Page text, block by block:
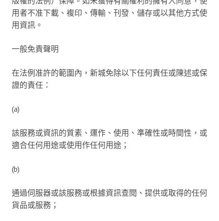
用者不准下載、複印、傳輸、刊發、儲存或以其他方式使
用資訊。
一般免責聲明
在法例准許的範圍內，新城免除以下任何責任或陳述或保
證的責任：
(a)
該服務或資訊的質素、運作、使用、準確性或時間性，或
適合任何用途或使用作任何用途；
(b)
通過伺服器或該服務或根據資訊查閱、提供或取得的任何
貨品或服務；